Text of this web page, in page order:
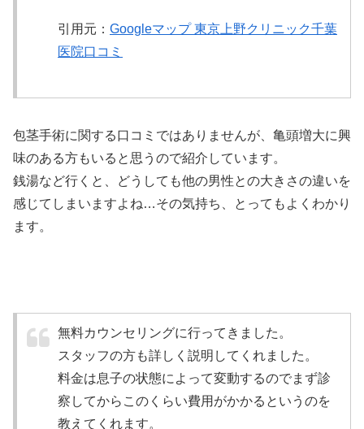
引用元： Googleマップ 東京上野クリニック千葉
医院口コミ
包茎手術に関する口コミではありませんが、亀頭増大に興
味のある方もいると思うので紹介しています。
銭湯など行くと、どうしても他の男性との大きさの違いを
感じてしまいますよね…その気持ち、とってもよくわかり
ます。
無料カウンセリングに行ってきました。
スタッフの方も詳しく説明してくれました。
料金は息子の状態によって変動するのでまず診
察してからこのくらい費用がかかるというのを
教えてくれます。